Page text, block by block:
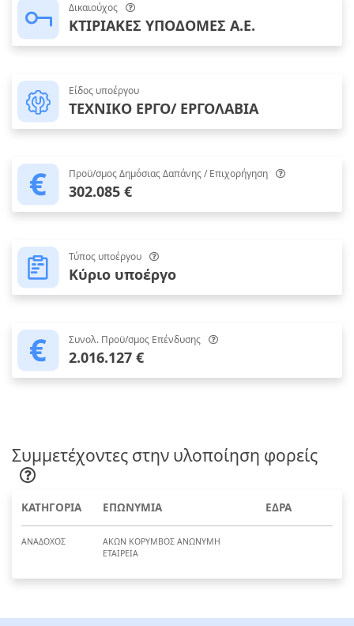
Δικαιούχος
ΚΤΙΡΙΑΚΕΣ ΥΠΟΔΟΜΕΣ Α.Ε.
Είδος υποέργου
ΤΕΧΝΙΚΟ ΕΡΓΟ/ ΕΡΓΟΛΑΒΙΑ
Προϋ/σμος Δημόσιας Δαπάνης / Επιχορήγηση
302.085 €
Τύπος υποέργου
Κύριο υποέργο
Συνολ. Προϋ/σμος Επένδυσης
2.016.127 €
Συμμετέχοντες στην υλοποίηση φορείς
ΚΑΤΗΓΟΡΙΑ ΕΠΩΝΥΜΙΑ ΕΔΡΑ
ΑΝΑΔΟΧΟΣ
ΑΚΩΝ ΚΟΡΥΜΒΟΣ ΑΝΩΝΥΜΗ
ΕΤΑΙΡΕΙΑ